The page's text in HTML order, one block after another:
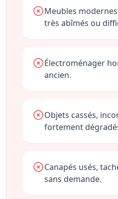
Meubles
très abîmés ou
Électroménager
ancien.
Objets cassés,
fortement
Canapés usés,
sans demande.